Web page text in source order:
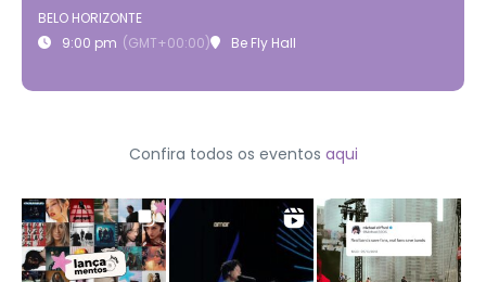
BELO HORIZONTE
9:00 pm (GMT+00:00) Be Fly Hall
Confira todos os eventos aqui